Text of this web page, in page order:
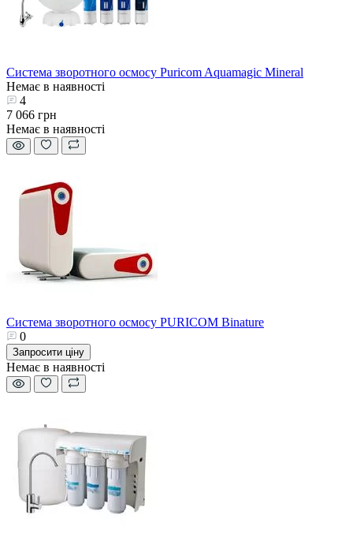
Система зворотного осмосу Puricom Aquamagic Mineral
Немає в наявності
4
7 066 грн
Немає в наявності
Система зворотного осмосу PURICOM Binature
0
Запросити ціну
Немає в наявності